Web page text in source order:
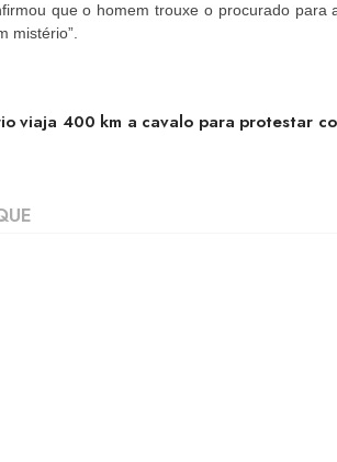
que o homem trouxe o procurado para
mistério”.
viaja 400 km a cavalo para protestar